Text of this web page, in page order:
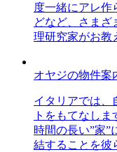
度一緒にアレ作
どなど、さまざ
理研究家がお教
オヤジの物件案
イタリアでは、
トをもてなし
時間の長い”家”
結することを彼